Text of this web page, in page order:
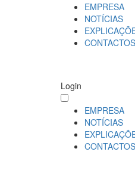
EMPRESA
NOTÍCIAS
CONTACTOS
Login
EMPRESA
NOTÍCIAS
CONTACTOS